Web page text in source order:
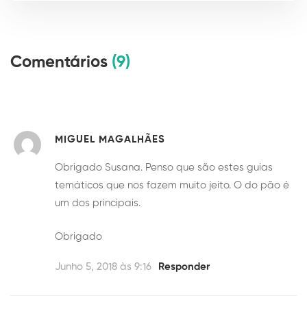
Comentários (9)
MIGUEL MAGALHÃES
Obrigado Susana. Penso que são estes guias
temáticos que nos fazem muito jeito. O do pão é
um dos principais.
Obrigado
Junho 5, 2018 às 9:16 Responder